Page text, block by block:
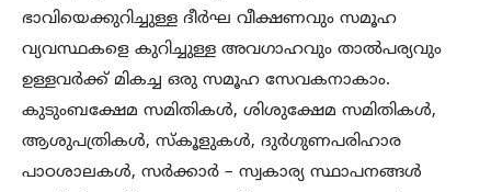
ഭാവിയെക്കുറിച്ചുള്ള ദീർഘ വീക്ഷണവും സമൂഹ
വ്യവസ്ഥകളെ കുറിച്ചുള്ള അവഗാഹവും താൽപര്യവും
ഉള്ളവർക്ക് മികച്ച ഒരു സമൂഹ സേവകനാകാം.
കുടുംബക്ഷേമ സമിതികൾ, ശിശുക്ഷേമ സമിതികൾ,
ആശുപത്രികൾ, സ്കൂളുകൾ, ദുർഗുണപരിഹാര
പാഠശാലകൾ, സർക്കാർ – സ്വകാര്യ സ്ഥാപനങ്ങൾ